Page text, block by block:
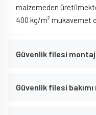
malzemeden
400 kg/m² mukavemet
Güvenlik filesi montajı
Güvenlik filesi bakımı